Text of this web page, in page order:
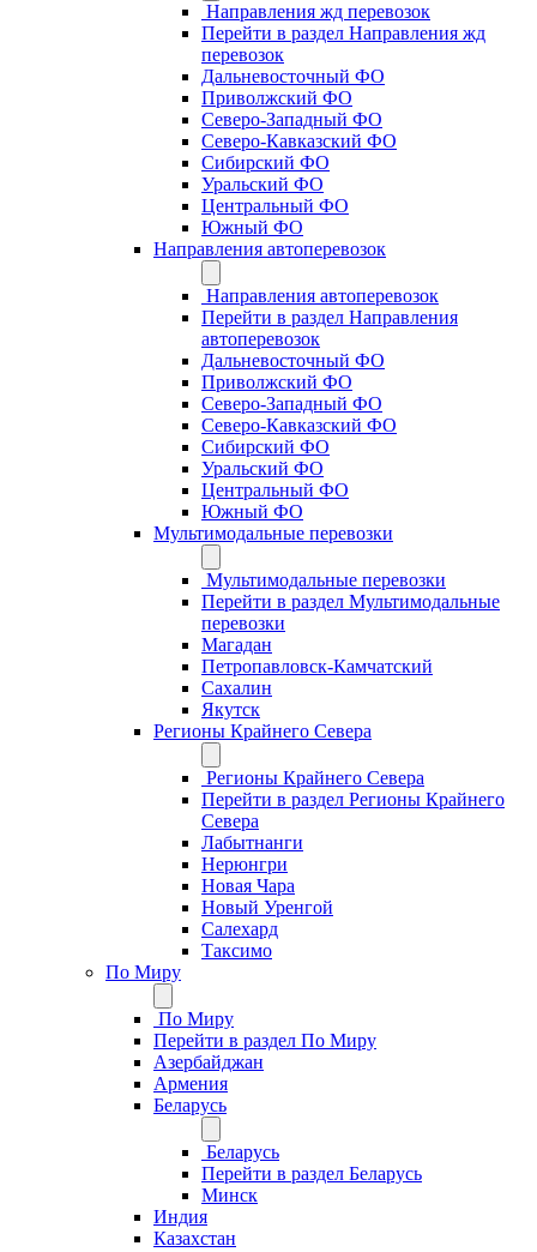
Направления жд перевозок
Перейти в раздел Направления жд
перевозок
Дальневосточный ФО
Приволжский ФО
Северо-Западный ФО
Северо-Кавказский ФО
Сибирский ФО
Уральский ФО
Центральный ФО
Южный ФО
Направления автоперевозок
Направления автоперевозок
Перейти в раздел Направления
автоперевозок
Дальневосточный ФО
Приволжский ФО
Северо-Западный ФО
Северо-Кавказский ФО
Сибирский ФО
Уральский ФО
Центральный ФО
Южный ФО
Мультимодальные перевозки
Мультимодальные перевозки
Перейти в раздел Мультимодальные
перевозки
Магадан
Петропавловск-Камчатский
Сахалин
Якутск
Регионы Крайнего Севера
Регионы Крайнего Севера
Перейти в раздел Регионы Крайнего
Севера
Лабытнанги
Нерюнгри
Новая Чара
Новый Уренгой
Салехард
Таксимо
По Миру
По Миру
Перейти в раздел По Миру
Азербайджан
Армения
Беларусь
Беларусь
Перейти в раздел Беларусь
Минск
Индия
Казахстан